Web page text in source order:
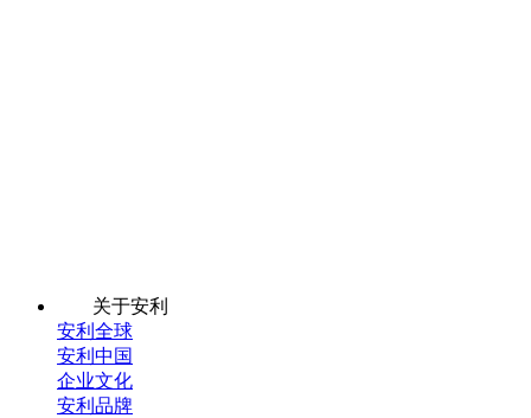
关于安利
安利全球
安利中国
企业文化
安利品牌